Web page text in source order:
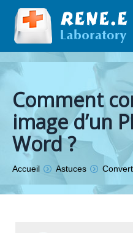
Comment
image d’un
Word ?
Vous êtes ici :
Accueil Astuces